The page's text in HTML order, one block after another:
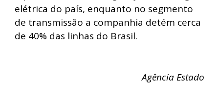
elétrica do país, enquanto no segmento
de transmissão a companhia detém cerca
de 40% das linhas do Brasil.
Agência Estado